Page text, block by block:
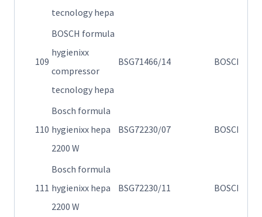
tecnology hepa
109
BOSCH formula
hygienixx
compressor
tecnology hepa
BSG71466/14 BOSCH
110
Bosch formula
hygienixx hepa
2200 W
BSG72230/07 BOSCH
111
Bosch formula
hygienixx hepa
2200 W
BSG72230/11 BOSCH